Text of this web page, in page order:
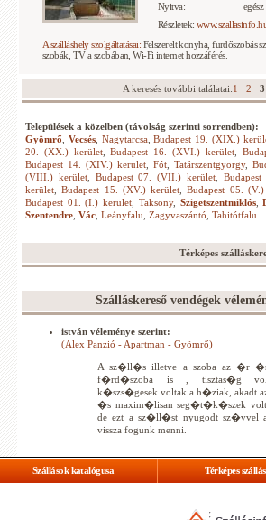
Nyitva:
Részletek:
A szálláshely szolgáltatásai: Felszerelt konyha, fürdőszobás
szobák, TV a szobában, Wi-Fi internet hozzáférés.
A keresés további találatai:1 2 3
Települések a közelben (távolság szerinti sorrendben):
Gyömrő
Vecsés, Nagytarcsa,Budapest 19. (XIX.)
20. (XX.) kerület,Budapest 16. (XVI.) kerület,
Budapest 14. (XIV.) kerület
Fót Tatárszentgyörgy,
(VIII.) kerület, Budapest 07. (VII.) kerület,
kerület ,Budapest 15. (XV.) kerület ,Budapest 05.
Budapest 01. (I.) kerület
Taksony, Szigetszentmiklós,
Szentendre Vác Leányfalu Zagyvaszántó Tahitótfalu
Térképes
Szálláskereső vendégek
istván véleménye szerint:
(Alex Panzió - Apartman - Gyömrő)
A sz�ll�s illetve a szoba az �r
f�rd�szoba is , tisztas�g
k�szs�gesek voltak a h�ziak, akadt
�s maxim�lisan seg�t�k�szek
de ezt a sz�ll�st nyugodt
vissza fogunk menni.
Szállások katalógusa Térképes